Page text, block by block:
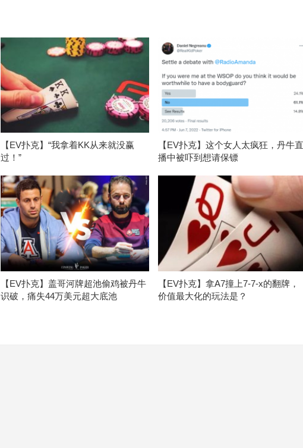
【EV扑克】“我拿着KK从来就没赢
过！”
【EV扑克】这个女人太疯狂，丹牛
播中被吓到想请保镖
【EV扑克】盖哥河牌超池偷鸡被丹牛
识破，痛失44万美元超大底池
【EV扑克】拿A7撞上7-7-x的翻牌，
价值最大化的玩法是？